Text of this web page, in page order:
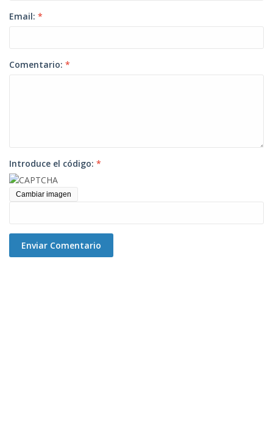
Email: *
Comentario: *
Introduce el código: *
Cambiar imagen
Enviar Comentario